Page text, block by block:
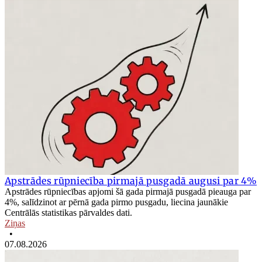
Apstrādes rūpniecība pirmajā pusgadā augusi par 4%
Apstrādes rūpniecības apjomi šā gada pirmajā pusgadā pieauga par
4%, salīdzinot ar pērnā gada pirmo pusgadu, liecina jaunākie
Centrālās statistikas pārvaldes dati.
Ziņas
•
07.08.2026